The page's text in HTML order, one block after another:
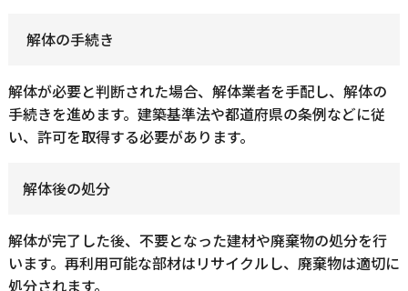
解体の手続き
解体が必要と判断された場合、解体業者を手配し、解体の
手続きを進めます。建築基準法や都道府県の条例などに従
い、許可を取得する必要があります。
解体後の処分
解体が完了した後、不要となった建材や廃棄物の処分を行
います。再利用可能な部材はリサイクルし、廃棄物は適切に
処分されます。